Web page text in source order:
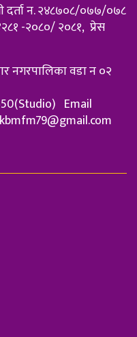
दर्ता न‌. २४८७०८/०७७/०७८
-२०८०/ २०८१, प्रेस
नगरपालिका वडा न‌ ०२
Email
kbmfm79@gmail.com